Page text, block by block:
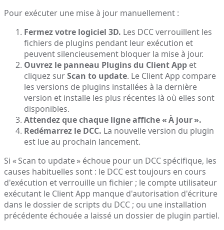
Pour exécuter une mise à jour manuellement :
Fermez votre logiciel 3D. Les DCC verrouillent les
fichiers de plugins pendant leur exécution et
peuvent silencieusement bloquer la mise à jour.
Ouvrez le panneau Plugins du Client App et
cliquez surScan to update. Le Client App compare
les versions de plugins installées à la dernière
version et installe les plus récentes là où elles sont
disponibles.
Attendez que chaque ligne affiche « À jour ».
Redémarrez le DCC. La nouvelle version du plugin
est lue au prochain lancement.
Si « Scan to update » échoue pour un DCC spécifique, les
causes habituelles sont : le DCC est toujours en cours
d'exécution et verrouille un fichier ; le compte utilisateur
exécutant le Client App manque d'autorisation d'écriture
dans le dossier de scripts du DCC ; ou une installation
précédente échouée a laissé un dossier de plugin partiel.